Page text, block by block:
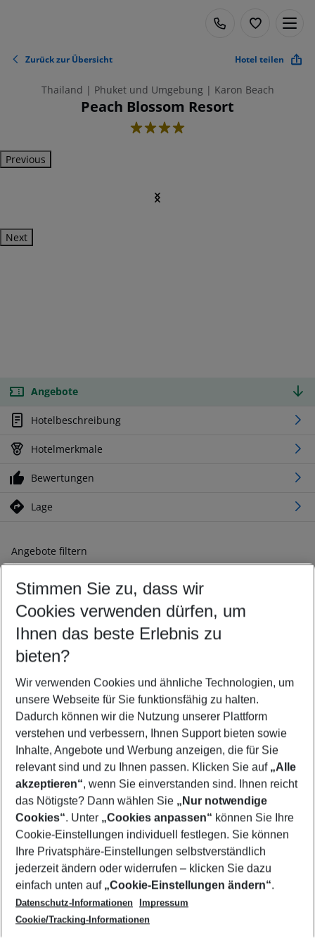
Zurück zur Übersicht Hotel teilen
Thailand | Phuket und Umgebung | Karon Beach
Peach Blossom Resort
4
Previous
Next
Angebote
Hotelbeschreibung
Hotelmerkmale
Bewertungen
Lage
Angebote filtern
Ändern Sie Ihre Kriterien nach Ihren Wünschen
Abflughafen wählen
Beliebiger Abflughafen
Reisezeitraum wählen
10.08.26– 08.08.27 5-8 Nächte
2 Erwachsene Keine Kinder
Mehr Filter anzeigen
Footer
Footer navigation
Über uns
AGB
Cookie-Einstellungen ändern
Cookie-Richtlinie
Datenschutz
Service & Hilfe
Barrierefreies Reisen
Check-in
Folgen Sie uns
Stimmen Sie zu, dass wir
Cookies verwenden dürfen, um
Ihnen das beste Erlebnis zu
bieten?
Wir verwenden Cookies und ähnliche Technologien, um
unsere Webseite für Sie funktionsfähig zu halten.
Dadurch können wir die Nutzung unserer Plattform
verstehen und verbessern, Ihnen Support bieten sowie
Inhalte, Angebote und Werbung anzeigen, die für Sie
relevant sind und zu Ihnen passen. Klicken Sie auf „Alle
akzeptieren“, wenn Sie einverstanden sind. Ihnen reicht
das Nötigste? Dann wählen Sie „Nur notwendige
Cookies“. Unter „Cookies anpassen“ können Sie Ihre
Cookie-Einstellungen individuell festlegen. Sie können
Ihre Privatsphäre-Einstellungen selbstverständlich
jederzeit ändern oder widerrufen – klicken Sie dazu
einfach unten auf „Cookie-Einstellungen ändern“.
Datenschutz-Informationen
Impressum
Cookie/Tracking-Informationen